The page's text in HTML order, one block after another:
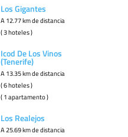
Los Gigantes
A 12.77 km de distancia
( 3 hoteles )
Icod De Los Vinos
(Tenerife)
A 13.35 km de distancia
( 6 hoteles )
( 1 apartamento )
Los Realejos
A 25.69 km de distancia